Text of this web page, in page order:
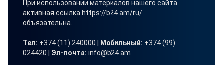
При использовании материалов нашего сайта
активная ссылка https://b24.am/ru/
объязательна.
Тел: +374 (11) 240000 | Мобильный: +374 (99)
024420 | Эл-почта: info@b24.am